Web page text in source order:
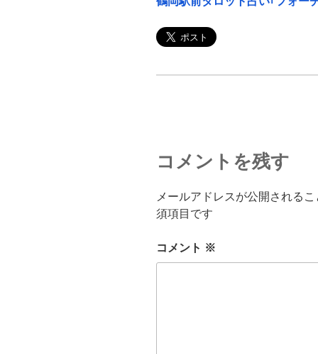
コメントを残す
メールアドレスが公開される
須項目です
コメント ※